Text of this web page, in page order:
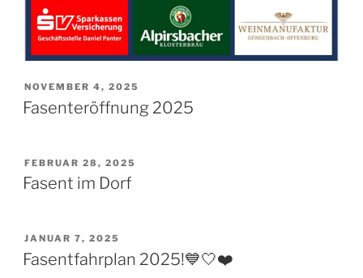
VERÖFFENTLICHT
AM
NOVEMBER 4, 2025
Fasenteröffnung 2025
VERÖFFENTLICHT
AM
FEBRUAR 28, 2025
Fasent im Dorf
VERÖFFENTLICHT
AM
JANUAR 7, 2025
Fasentfahrplan 2025!💙🤍❤️